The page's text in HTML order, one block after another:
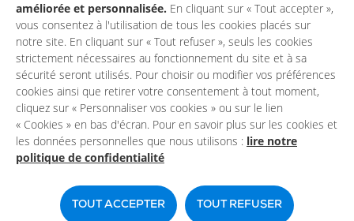
Un site du
améliorée et personnalisée. En cliquant sur « Tout accepter »,
vous consentez à l'utilisation de tous les cookies placés sur
notre site. En cliquant sur « Tout refuser », seuls les cookies
strictement nécessaires au fonctionnement du site et à sa
sécurité seront utilisés. Pour choisir ou modifier vos préférences
cookies ainsi que retirer votre consentement à tout moment,
cliquez sur « Personnaliser vos cookies » ou sur le lien
« Cookies » en bas d'écran. Pour en savoir plus sur les cookies et
les données personnelles que nous utilisons : lire notre
politique de confidentialité
TOUT ACCEPTER TOUT REFUSER